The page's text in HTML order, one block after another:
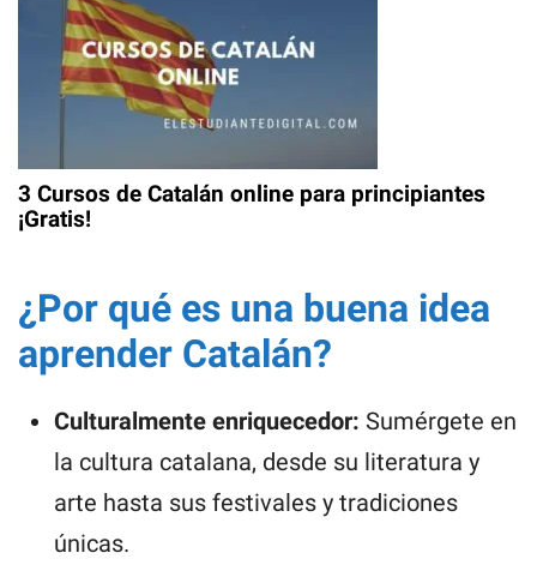
3 Cursos de Catalán online para principiantes
¡Gratis!
¿Por qué es una buena idea
aprender Catalán?
Culturalmente enriquecedor: Sumérgete en
la cultura catalana, desde su literatura y
arte hasta sus festivales y tradiciones
únicas.